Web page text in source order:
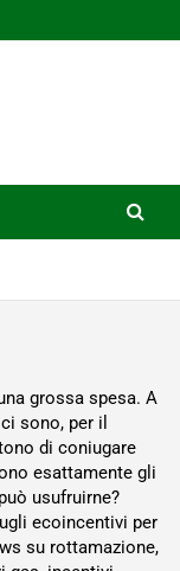
grossa spesa. A
sono, per il
di coniugare
esattamente gli
usufruirne?
ecoincentivi per
su rottamazione,